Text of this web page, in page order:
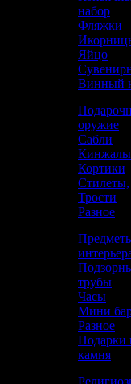
набор
Фляжки
Яйцо
Винный
оружие
Сабли
Кинжалы
Кортики
Стилеты,
Трости
Разное
трубы
Часы
Мини
Разное
Подарки
камня